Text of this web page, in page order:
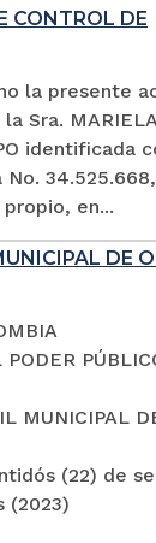
CONTROL DE
la presente
Sra.
identificada
No. 34.525.668,
en...
DE
MUNICIPAL
(22) de
(2023)